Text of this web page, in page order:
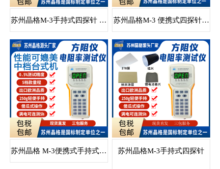
苏州晶格M-3手持式四探针 … 苏州晶格M-3 便携式四探针…
苏州晶格 M-3便携式手持式… 苏州晶格M-3手持式四探针